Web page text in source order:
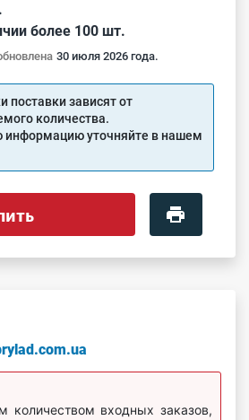
более 100 шт.
30 июля 2026 года.
поставки зависят от
количества.
информацию уточняйте в нашем
количеством входных заказов,